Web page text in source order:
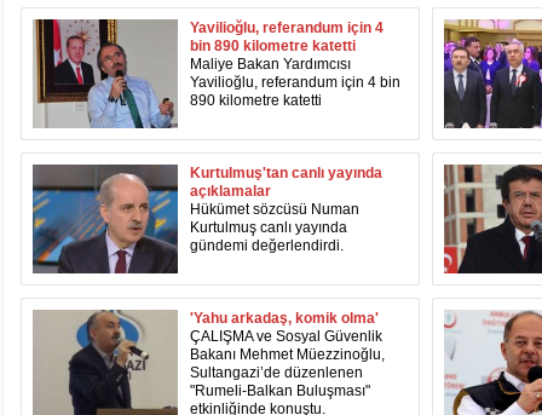
11:27- Uçar: Çılgın projem şehri Mehmet
11:02- AK Parti'de sıra belediye meclis üyesi
10:54- CHP'nin İstanbul'da 11 ilçe adayı daha belli
10:20- CHP'nin Ümraniye adayı Aykut Erdoğdu oldu
Yavilioğlu, referandum için 4
bin 890 kilometre katetti
Maliye Bakan Yardımcısı
Yavilioğlu, referandum için 4 bin
890 kilometre katetti
Kurtulmuş'tan canlı yayında
açıklamalar
Hükümet sözcüsü Numan
Kurtulmuş canlı yayında
gündemi değerlendirdi.
'Yahu arkadaş, komik olma'
ÇALIŞMA ve Sosyal Güvenlik
Bakanı Mehmet Müezzinoğlu,
Sultangazi’de düzenlenen
"Rumeli-Balkan Buluşması"
etkinliğinde konuştu.